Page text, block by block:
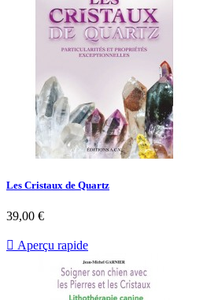
Les Cristaux de Quartz
39,00 €
 Aperçu rapide